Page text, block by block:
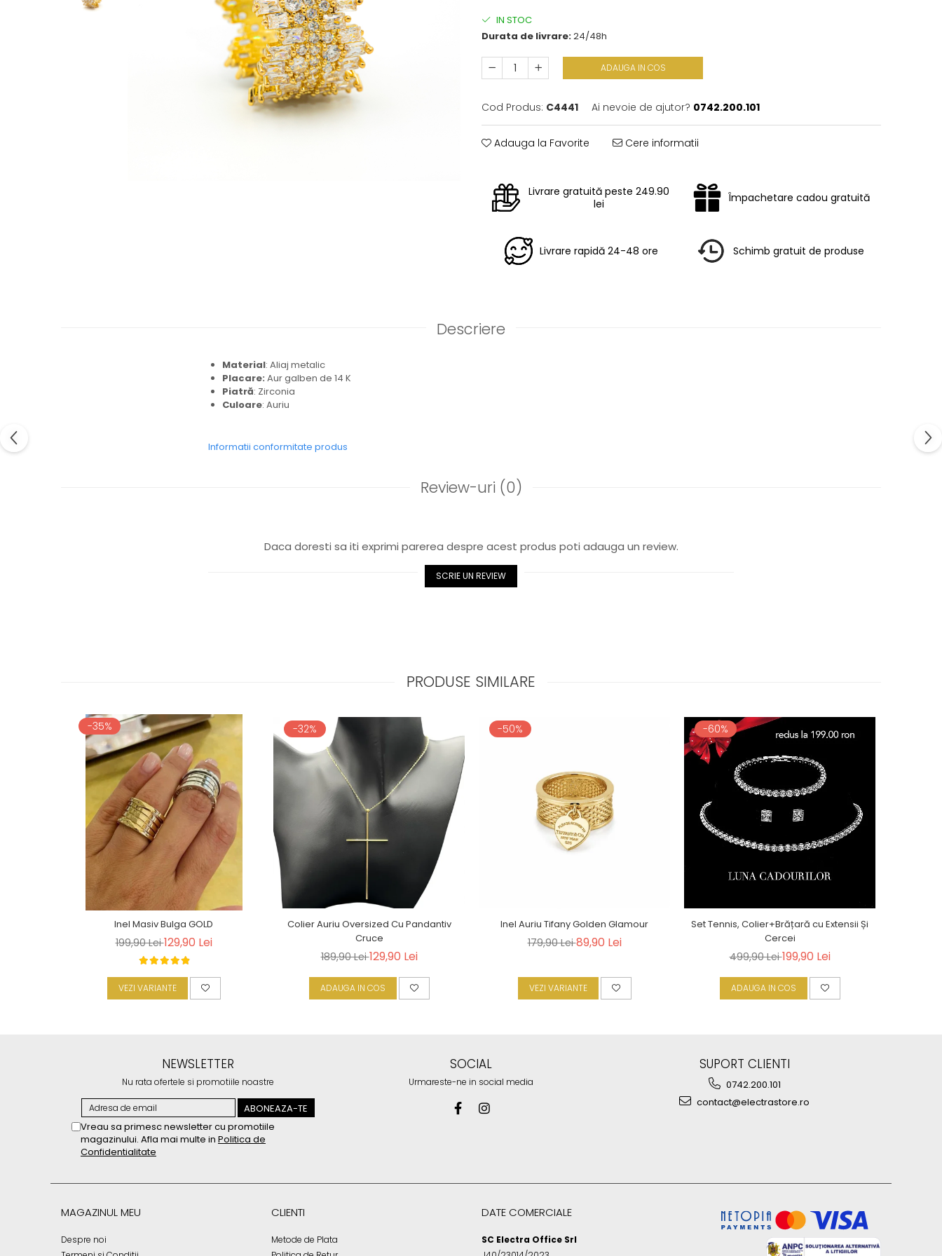
IN STOC
Durata de livrare:24/48h
ADAUGA IN COS
Cod Produs: C4441 Ai nevoie de ajutor? 0742.200.101
Adauga la Favorite Cere informatii
Livrare gratuită peste 249.90
lei
Împachetare cadou gratuită
Livrare rapidă 24-48 ore Schimb gratuit de produse
Descriere
Material: Aliaj metalic
Placare: Aur galben de 14 K
Piatră: Zirconia
Culoare: Auriu
Informatii conformitate produs
Review-uri (0)
Daca doresti sa iti exprimi parerea despre acest produs poti adauga un review.
SCRIE UN REVIEW
PRODUSE SIMILARE
-35%
Inel Masiv Bulga GOLD
199,90 Lei129,90 Lei
VEZI VARIANTE
-32%
Colier Auriu Oversized Cu Pandantiv
Cruce
189,90 Lei129,90 Lei
ADAUGA IN COS
-50%
Inel Auriu Tifany Golden Glamour
179,90 Lei89,90 Lei
VEZI VARIANTE
-60%
Set Tennis, Colier+Brățară cu Extensii Și
Cercei
499,90 Lei199,90 Lei
ADAUGA IN COS
NEWSLETTER
Nu rata ofertele si promotiile noastre
Vreau sa primesc newsletter cu promotiile
magazinului. Afla mai multe in Politica de
Confidentialitate
SOCIAL
Urmareste-ne in social media
SUPORT CLIENTI
0742.200.101
contact@electrastore.ro
MAGAZINUL MEU
Despre noi
CLIENTI
Metode de Plata
DATE COMERCIALE
SC Electra Office Srl